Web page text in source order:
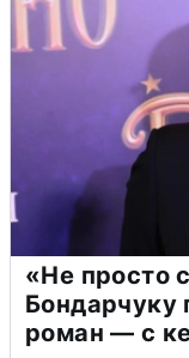
«Не просто
Бондарчуку
роман — с